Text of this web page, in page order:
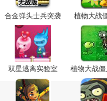
合金弹头士兵突袭
无敌版
植物大战
双星逃离实验室
植物大战
战略